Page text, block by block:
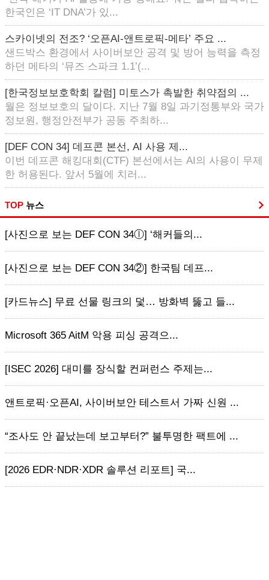
한국인은 ‘IT DNA’가 있...
스카이넷의 전조? ‘오픈AI-앤트로픽-메타’ 주요 ...
샌드박스 환경에서 사이버보안 공격 및 방어 능력을 측정
하던 메타의 ‘뮤즈 스파크 1.1’(...
[한국정보보호학회 칼럼] 미토스가 촉발한 취약점의 ...
월은 정보보호의 달이다. 지난 7월 8일 과기정통부와 국가
정보원, 행정안전부가 공동 주최하...
[DEF CON 34] 데프콘 본선, AI 사용 제...
이번 데프콘 해킹대회(CTF) 본선에서는 AI의 사용이 무제
한 허용된다. 앞서 5월에 치러...
TOP 뉴스
[사진으로 보는 DEF CON 34ⓛ] ‘해커들의...
[사진으로 보는 DEF CON 34②] 한국팀 데프...
[카드뉴스] 무료 선물 링크의 덫… 방화벽 뚫고 들...
Microsoft 365 AitM 악용 피싱 공격으...
[ISEC 2026] 대미를 장식할 컨퍼런스 주제는...
앤트로픽·오픈AI, 사이버보안 테스트서 가짜 신원 ...
“조사도 안 끝났는데 보고부터?” 불투명한 팩트에 ...
[2026 EDR·NDR·XDR 솔루션 리포트] 국...